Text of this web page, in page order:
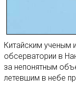
Китайским ученым
обсерватории в
за непонятным
летевшим в небе